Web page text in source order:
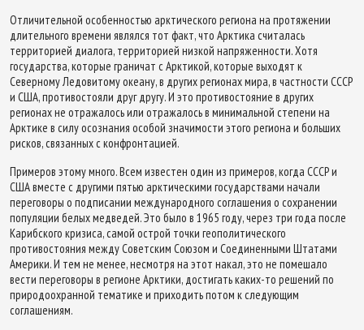
Отличительной особенностью арктического региона на протяжении
длительного времени являлся тот факт, что Арктика считалась
территорией диалога, территорией низкой напряженности. Хотя
государства, которые граничат с Арктикой, которые выходят к
Северному Ледовитому океану, в других регионах мира, в частности СССР
и США, противостояли друг другу. И это противостояние в других
регионах не отражалось или отражалось в минимальной степени на
Арктике в силу осознания особой значимости этого региона и больших
рисков, связанных с конфронтацией.
Примеров этому много. Всем известен один из примеров, когда СССР и
США вместе с другими пятью арктическими государствами начали
переговоры о подписании международного соглашения о сохранении
популяции белых медведей. Это было в 1965 году, через три года после
Карибского кризиса, самой острой точки геополитического
противостояния между Советским Союзом и Соединенными Штатами
Америки. И тем не менее, несмотря на этот накал, это не помешало
вести переговоры в регионе Арктики, достигать каких-то решений по
природоохранной тематике и приходить потом к следующим
соглашениям.